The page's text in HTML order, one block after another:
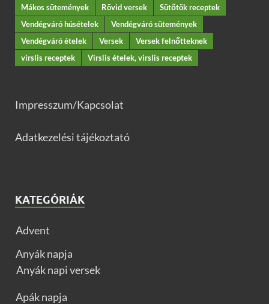
Mákos sütemények
Rövid versek
Sütőtök receptek
Vendégváró húsételek
Vendégváró sütemények
Vendégváró ételek
Versek
Versek felnőtteknek
virslis receptek
Virslis ételek, virslis receptek
Impresszum/Kapcsolat
Adatkezelési tájékoztató
KATEGÓRIÁK
Advent
Anyák napja
Anyák napi versek
Apák napja